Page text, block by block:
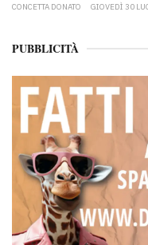
CONCETTA DONATO GIOVEDÌ 30
PUBBLICITÀ